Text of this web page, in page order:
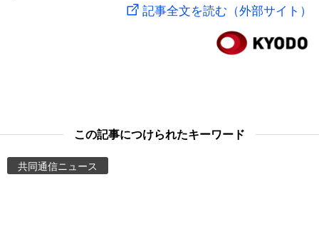
People
記事全文を読む（外部サイト）
この記事につけられたキーワード
共同通信ニュース